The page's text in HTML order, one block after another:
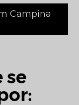
Campina
se